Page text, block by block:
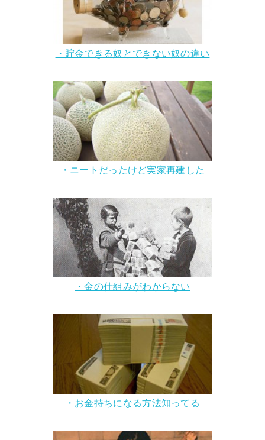
・貯金できる奴とできない奴の違い
・ニートだったけど実家再建した
・金の仕組みがわからない
・お金持ちになる方法知ってる